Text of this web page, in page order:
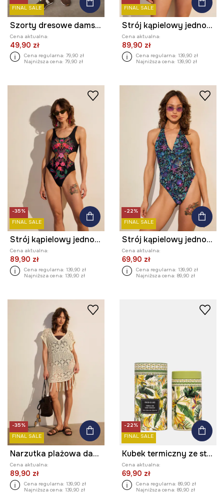
FINAL SALE
Szorty dresowe damskie
Cena aktualna:
49,90 zł
Cena regularna: 79,90 zł
Najniższa cena: 79,90 zł
FINAL SALE
Strój kąpielowy jednoczęściowy damski
Cena aktualna:
89,90 zł
Cena regularna: 139,90 zł
Najniższa cena: 139,90 zł
-35%
FINAL SALE
Strój kąpielowy jednoczęściowy damski w kwiaty
Cena aktualna:
89,90 zł
Cena regularna: 139,90 zł
Najniższa cena: 139,90 zł
-22%
FINAL SALE
Strój kąpielowy jednoczęściowy damski
Cena aktualna:
69,90 zł
Cena regularna: 139,90 zł
Najniższa cena: 89,90 zł
-35%
FINAL SALE
Narzutka plażowa damska ażurowa
Cena aktualna:
89,90 zł
Cena regularna: 139,90 zł
Najniższa cena: 139,90 zł
-22%
FINAL SALE
Kubek termiczny ze stali nierdzewnej 480 ml
Cena aktualna:
69,90 zł
Cena regularna: 89,90 zł
Najniższa cena: 89,90 zł